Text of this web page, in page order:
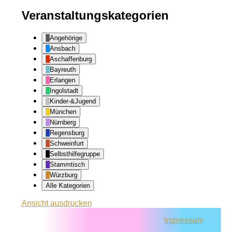
Veranstaltungskategorien
Angehörige
Ansbach
Aschaffenburg
Bayreuth
Erlangen
Ingolstadt
Kinder-&Jugend
München
Nürnberg
Regensburg
Schweinfurt
Selbsthilfegruppe
Stammtisch
Würzburg
Alle Kategorien
Ansichtausdrucken
Impressum